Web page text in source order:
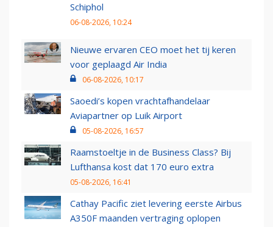
Schiphol
06-08-2026, 10:24
Nieuwe ervaren CEO moet het tij keren
voor geplaagd Air India
06-08-2026, 10:17
Saoedi’s kopen vrachtafhandelaar
Aviapartner op Luik Airport
05-08-2026, 16:57
Raamstoeltje in de Business Class? Bij
Lufthansa kost dat 170 euro extra
05-08-2026, 16:41
Cathay Pacific ziet levering eerste Airbus
A350F maanden vertraging oplopen